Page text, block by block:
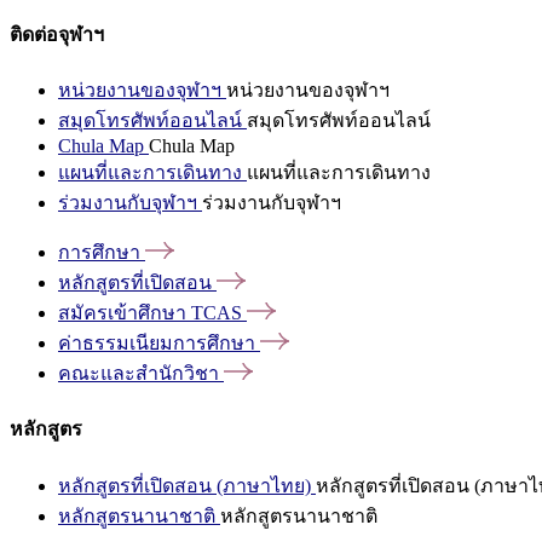
ติดต่อจุฬาฯ
หน่วยงานของจุฬาฯ หน่วยงานของจุฬาฯ
สมุดโทรศัพท์ออนไลน์ สมุดโทรศัพท์ออนไลน์
Chula Map Chula Map
แผนที่และการเดินทาง แผนที่และการเดินทาง
ร่วมงานกับจุฬาฯ ร่วมงานกับจุฬาฯ
การศึกษา
หลักสูตรที่เปิดสอน
สมัครเข้าศึกษา TCAS
ค่าธรรมเนียมการศึกษา
คณะและสำนักวิชา
หลักสูตร
หลักสูตรที่เปิดสอน (ภาษาไทย) หลักสูตรที่เปิดสอน (ภาษาไ
หลักสูตรนานาชาติ หลักสูตรนานาชาติ